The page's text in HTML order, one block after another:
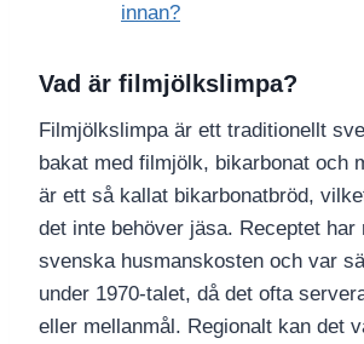
innan?
Vad är filmjölkslimpa?
Filmjölkslimpa är ett traditionellt
bakat med filmjölk, bikarbonat och
är ett så kallat bikarbonatbröd,
det inte behöver jäsa. Receptet har
svenska husmanskosten och var
under 1970-talet, då det ofta
eller mellanmål. Regionalt kan det